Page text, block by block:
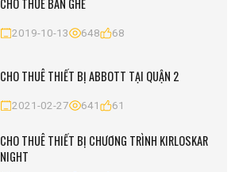
CHO THUÊ BÀN GHẾ
2019-10-13 648 68
CHO THUÊ THIẾT BỊ ABBOTT TẠI QUẬN 2
2021-02-27 641 61
CHO THUÊ THIẾT BỊ CHƯƠNG TRÌNH KIRLOSKAR
NIGHT